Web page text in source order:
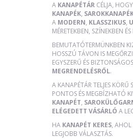
A KANAPÉTÁR CÉLJA,
KANAPÉK,
A MODERN, KLASSZIKUS,
MÉRETEKBEN, SZÍNEKBEN
BEMUTATÓTERMÜNKBEN
HOSSZÚ TÁVON IS
EGYSZERŰ ÉS
MEGRENDELÉSRŐL.
A KANAPÉTÁR TELJES
PONTOS ÉS MEGBÍZHATÓ
KANAPÉT,
ELÉGEDETT VÁSÁRLÓ A
HA KANAPÉT KERES, AHOL
LEGJOBB VÁLASZTÁS.